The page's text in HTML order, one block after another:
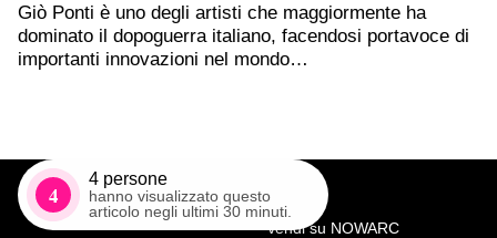
Giò Ponti è uno degli artisti che maggiormente ha
dominato il dopoguerra italiano, facendosi portavoce di
importanti innovazioni nel mondo…
4
4 persone
hanno visualizzato questo
articolo negli ultimi 30 minuti.
Vendi su NOWARC